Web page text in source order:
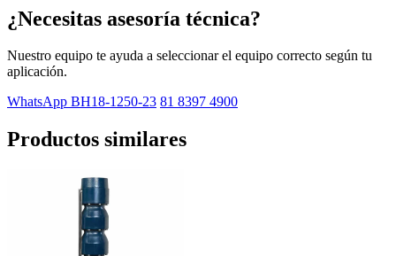
¿Necesitas asesoría técnica?
Nuestro equipo te ayuda a seleccionar el equipo correcto según tu
aplicación.
WhatsApp BH18-1250-23 81 8397 4900
Productos similares